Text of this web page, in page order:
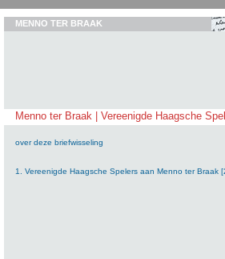
MENNO TER BRAAK
Menno ter Braak | Vereenigde Haagsche
over deze briefwisseling
1. Vereenigde Haagsche Spelers aan Menno ter Braak